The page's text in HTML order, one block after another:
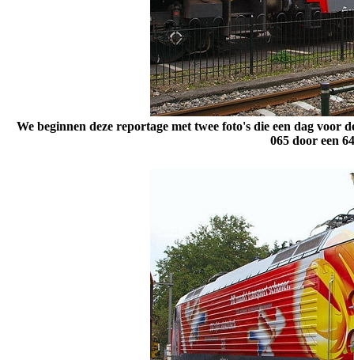
We beginnen deze reportage met twee foto's die een dag
065 door een